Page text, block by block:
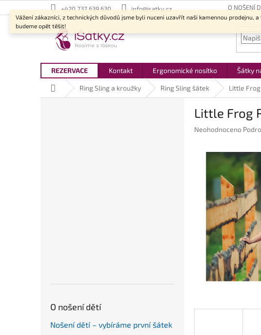
na
obsah
Vážení zákazníci, z technických důvodů jsme byli nuceni uzavřít naši kamennou prodejnu,
budeme opět těšit!
+420 737 639 630 info@isatky.cz O NOŠENÍ
REZERVACE Kontakt Ergonomické nosítko Šátky
Domů Ring Sling a kroužky Ring Sling šátek Little
O nošení dětí
Nošení dětí – vybíráme první šátek
Little Frog
Průměrné
Neohodnoceno